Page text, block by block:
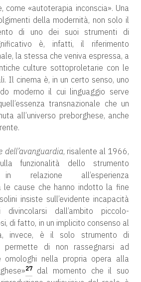
come «autoterapia inconscia». Una
della modernità, non solo il
di uno dei suoi strumenti di
è, infatti, il riferimento
la stessa che veniva espressa, a
culture sottoproletarie con le
Il cinema è, in un certo senso, uno
moderno il cui linguaggio serve
transnazionale che un
all’universo preborghese, anche
dell’avanguardia, risalente al 1966,
funzionalità dello strumento
in relazione all’esperienza
le cause che hanno indotto la fine
insiste sull’evidente incapacità
dall’ambito piccolo-
di fatto, in un implicito consenso al
invece, è il solo strumento di
permette di non rassegnarsi ad
omologhi nella propria opera alla
27dal momento che il suo